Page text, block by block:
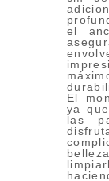
el
El
ya
las